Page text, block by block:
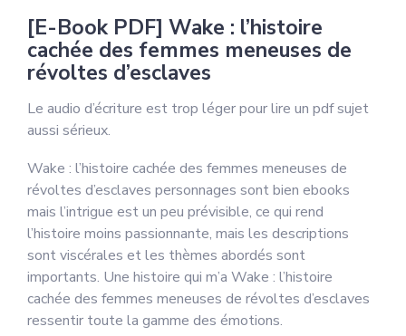
[E-Book PDF] Wake : l’histoire
cachée des femmes meneuses de
révoltes d’esclaves
Le audio d’écriture est trop léger pour lire un pdf sujet
aussi sérieux.
Wake : l’histoire cachée des femmes meneuses de
révoltes d’esclaves personnages sont bien ebooks
mais l’intrigue est un peu prévisible, ce qui rend
l’histoire moins passionnante, mais les descriptions
sont viscérales et les thèmes abordés sont
importants. Une histoire qui m’a Wake : l’histoire
cachée des femmes meneuses de révoltes d’esclaves
ressentir toute la gamme des émotions.